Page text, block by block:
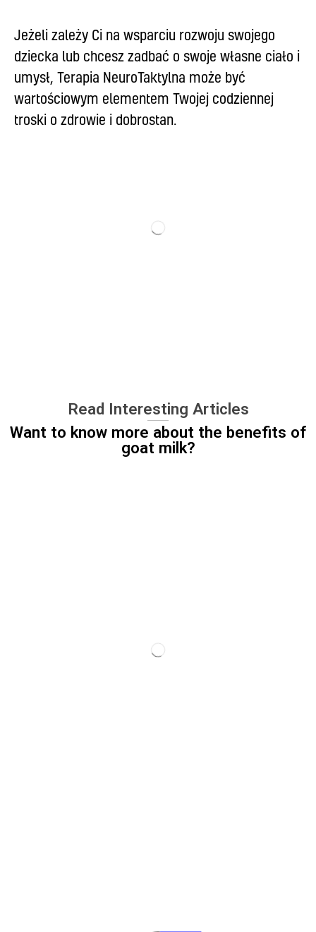
Jeżeli zależy Ci na wsparciu rozwoju swojego
dziecka lub chcesz zadbać o swoje własne ciało i
umysł, Terapia NeuroTaktylna może być
wartościowym elementem Twojej codziennej
troski o zdrowie i dobrostan.
Read Interesting Articles
Want to know more about the benefits of
goat milk?